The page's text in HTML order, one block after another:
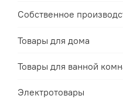
Собственное
Товары для дома
Товары для ванной
Электротовары